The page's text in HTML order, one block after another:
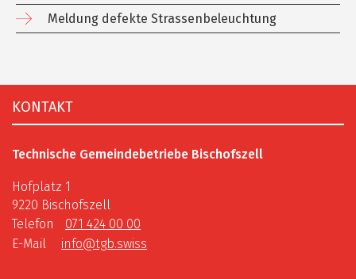
Meldung defekte Strassenbeleuchtung
Fusszeile
KONTAKT
Technische Gemeindebetriebe Bischofszell
Hofplatz 1
9220 Bischofszell
Telefon
071 424 00 00
E-Mail
info@tgb.swiss